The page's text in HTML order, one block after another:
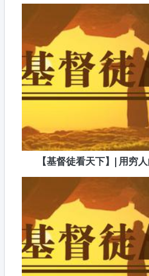
【基督徒看天下】| 用穷